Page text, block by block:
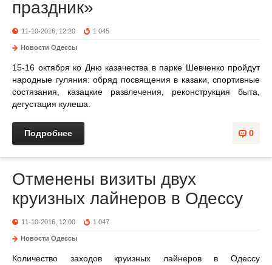
праздник»
11-10-2016, 12:20 1 045
Новости Одессы
15-16 октября ко Дню казачества в парке Шевченко пройдут
народные гуляния: обряд посвящения в казаки, спортивные
состязания, казацкие развлечения, реконструкция быта,
дегустация кулеша.
0
Подробнее
Отменены визиты двух
круизных лайнеров в Одессу
11-10-2016, 12:00 1 047
Новости Одессы
Количество заходов круизных лайнеров в Одессу